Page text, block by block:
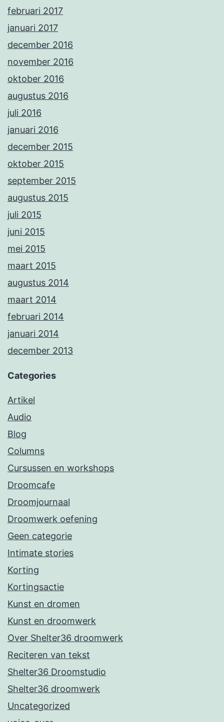
februari 2017
januari 2017
december 2016
november 2016
oktober 2016
augustus 2016
juli 2016
januari 2016
december 2015
oktober 2015
september 2015
augustus 2015
juli 2015
juni 2015
mei 2015
maart 2015
augustus 2014
maart 2014
februari 2014
januari 2014
december 2013
Categories
Artikel
Audio
Blog
Columns
Cursussen en workshops
Droomcafe
Droomjournaal
Droomwerk oefening
Geen categorie
Intimate stories
Korting
Kortingsactie
Kunst en dromen
Kunst en droomwerk
Over Shelter36 droomwerk
Reciteren van tekst
Shelter36 Droomstudio
Shelter36 droomwerk
Uncategorized